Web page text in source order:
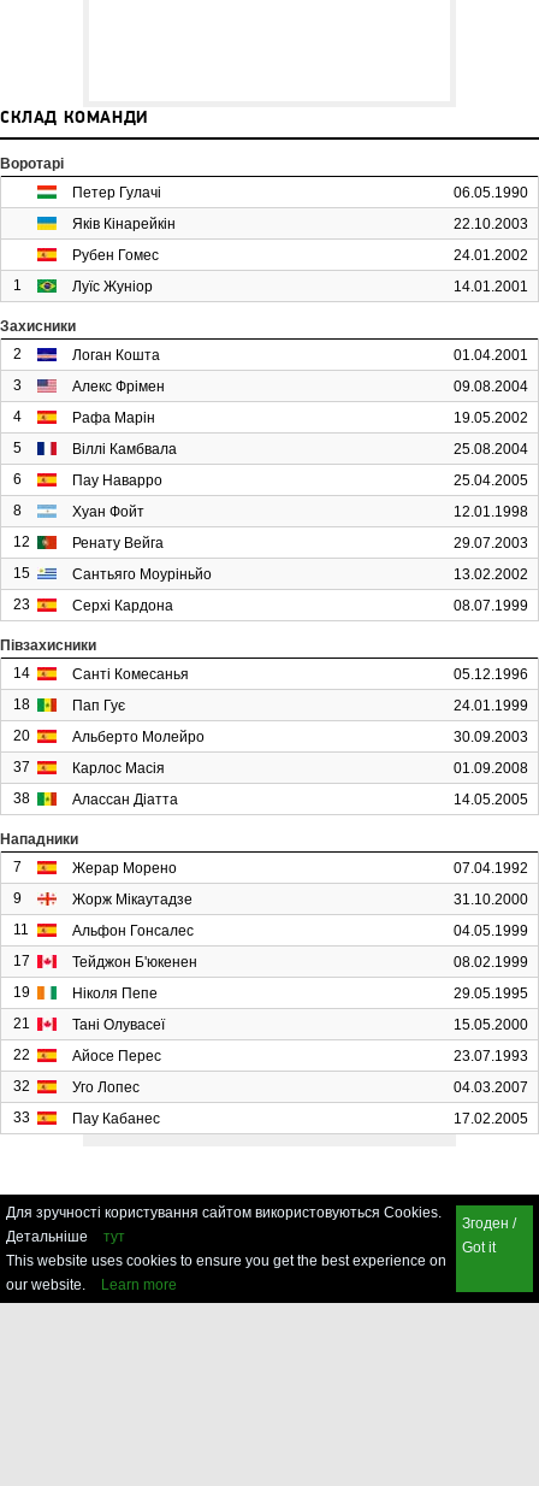
СКЛАД КОМАНДИ
Воротарі
Петер Гулачі
06.05.1990
Яків Кінарейкін
22.10.2003
Рубен Гомес
24.01.2002
1
Луїс Жуніор 14.01.2001
Захисники
2
Логан Кошта
01.04.2001
3
Алекс Фрімен
09.08.2004
4
Рафа Марін
19.05.2002
5
Віллі Камбвала
25.08.2004
6
Пау Наварро
25.04.2005
8
Хуан Фойт
12.01.1998
12
Ренату Вейга
29.07.2003
15
Сантьяго Моуріньйо
13.02.2002
23
Серхі Кардона 08.07.1999
Півзахисники
14
Санті Комесанья
05.12.1996
18
Пап Гує
24.01.1999
20
Альберто Молейро
30.09.2003
37
Карлос Масія
01.09.2008
38
Алассан Діатта 14.05.2005
Нападники
7
Жерар Морено
07.04.1992
9
Жорж Мікаутадзе
31.10.2000
11
Альфон Гонсалес
04.05.1999
17
Тейджон Б'юкенен
08.02.1999
19
Ніколя Пепе
29.05.1995
21
Тані Олувасеї
15.05.2000
22
Айосе Перес
23.07.1993
32
Уго Лопес
04.03.2007
33
Пау Кабанес 17.02.2005
Для зручності користування сайтом використовуються Cookies.
Детальніше
тут
This website uses cookies to ensure you get the best experience on
our website.
Learn more
Згоден /
Got it